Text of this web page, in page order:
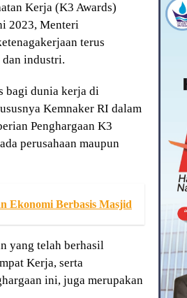
Kerja (K3 Awards)
2023, Menteri
terus
dan industri.
bagi dunia kerja di
Kemnaker RI dalam
Penghargaan K3
perusahaan maupun
Ekonomi Berbasis Masjid
yang telah berhasil
Kerja, serta
ini, juga merupakan